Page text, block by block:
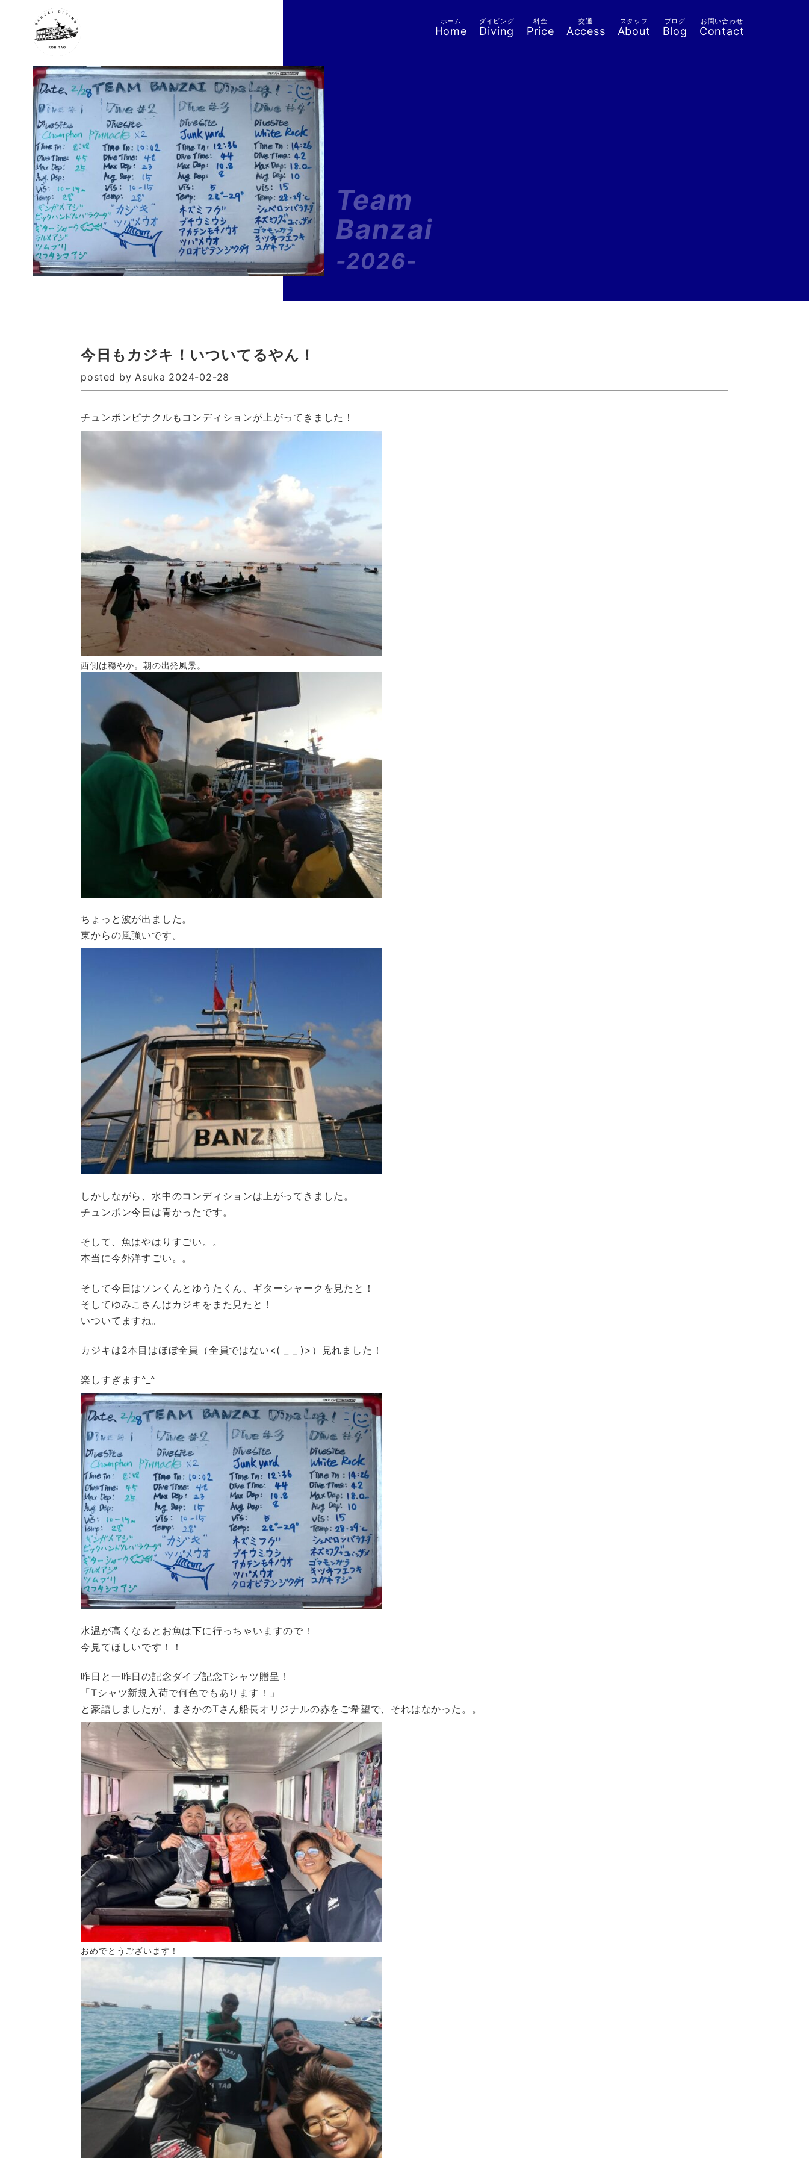
ホーム
Home
ダイビング
Diving
料金
Price
交通
Access
スタッフ
About
ブログ
Blog
お問い合わせ
Contact
Team
Banzai
-2026-
今日もカジキ！いついてるやん！
posted by Asuka 2024-02-28
チュンポンピナクルもコンディションが上がってきました！
西側は穏やか。朝の出発風景。
ちょっと波が出ました。
東からの風強いです。
しかしながら、水中のコンディションは上がってきました。
チュンポン今日は青かったです。
そして、魚はやはりすごい。。
本当に今外洋すごい。。
そして今日はソンくんとゆうたくん、ギターシャークを見たと！
そしてゆみこさんはカジキをまた見たと！
いついてますね。
カジキは2本目はほぼ全員（全員ではない<( _ _ )>）見れました！
楽しすぎます^_^
水温が高くなるとお魚は下に行っちゃいますので！
今見てほしいです！！
昨日と一昨日の記念ダイブ記念Tシャツ贈呈！
「Tシャツ新規入荷で何色でもあります！」
と豪語しましたが、まさかのTさん船長オリジナルの赤をご希望で、それはなかった。。
おめでとうございます！